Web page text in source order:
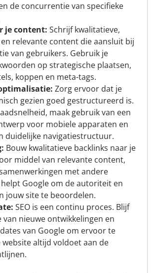
de concurrentie van specifieke
je content: Schrijf kwalitatieve,
relevante content die aansluit bij
van gebruikers. Gebruik je
op strategische plaatsen,
koppen en meta-tags.
Zorg ervoor dat je
gezien goed gestructureerd is.
maak gebruik van een
voor mobiele apparaten en
duidelijke navigatiestructuur.
Bouw kwalitatieve backlinks naar je
middel van relevante content,
met andere
Google om de autoriteit en
jouw site te beoordelen.
SEO is een continu proces. Blijf
van nieuwe ontwikkelingen en
van Google om ervoor te
altijd voldoet aan de